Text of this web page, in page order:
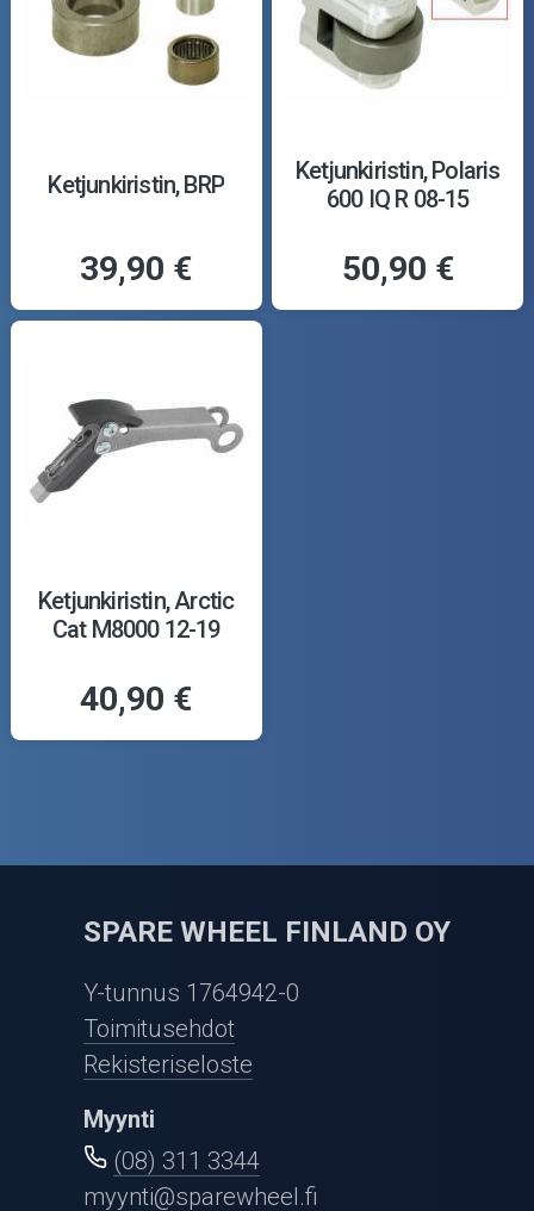
Ketjunkiristin, BRP
39,90 €
Ketjunkiristin, Polaris
600 IQ R 08-15
50,90 €
Ketjunkiristin, Arctic
Cat M8000 12-19
40,90 €
SPARE WHEEL FINLAND OY
Y-tunnus 1764942-0
Toimitusehdot
Rekisteriseloste
Myynti
(08) 311 3344
myynti@sparewheel.fi